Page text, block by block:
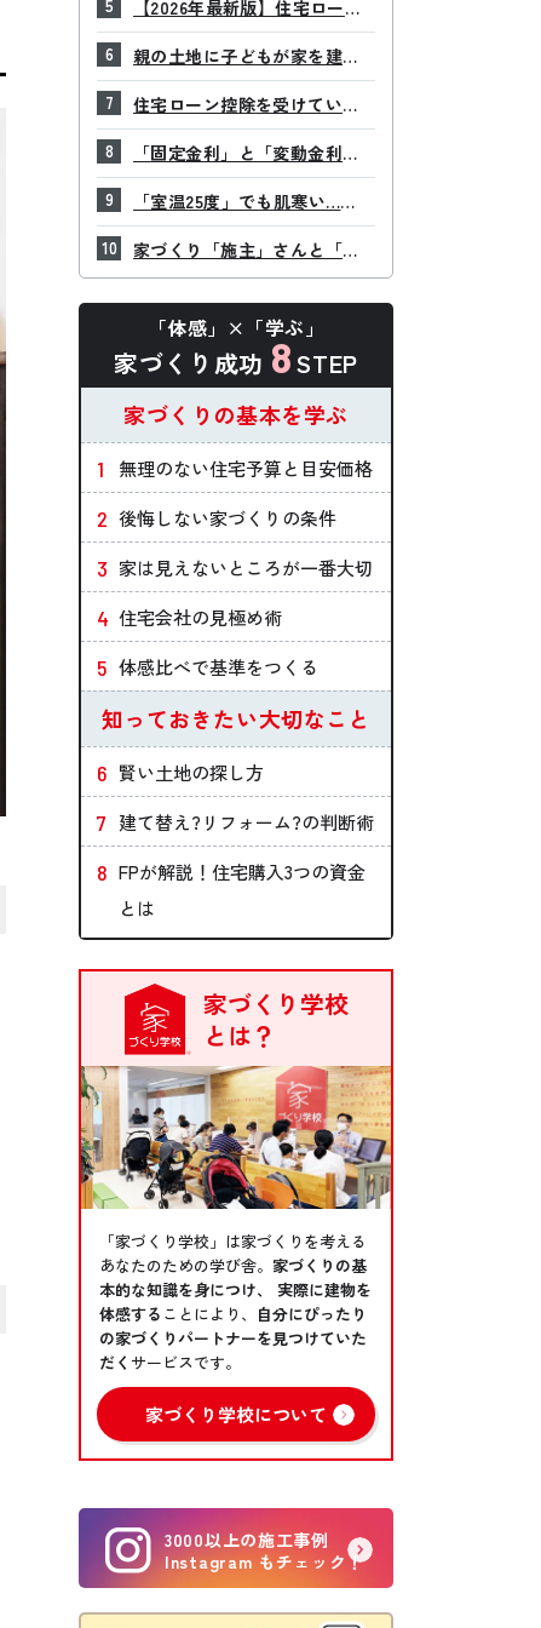
いために知っておきたいポイ
ント
【2026年最新版】住宅ローン
減税のすべてとその活用法を
解説！
親の土地に子どもが家を建て
るときにはここに注意！名義
変更、贈与税などチェックポ
イントをまとめました
住宅ローン控除を受けている
のに生命保険料控除も申請し
た方がいいの？
「固定金利」と「変動金利」
金利の違いでどのくらい変わ
る？
「室温25度」でも肌寒い…そ
の理由は「温度差」にあ
り！？
家づくり「施主」さんと「お
客様」の違いがわかります
か？
「体感」×「学ぶ」
家づくり成功 8STEP
家づくりの基本を学ぶ
無理のない住宅予算と目安価格
後悔しない家づくりの条件
家は見えないところが一番大切
住宅会社の見極め術
体感比べで基準をつくる
知っておきたい大切なこと
賢い土地の探し方
建て替え?リフォーム?の判断術
FPが解説！住宅購入3つの資金
とは
家づくり学校
とは？
「家づくり学校」は家づくりを考える
あなたのための学び舎。 家づくりの基
本的な知識を身につけ、 実際に建物を
体感する ことにより、 自分にぴったり
の家づくりパートナーを見つけていた
だく サービスです。
家づくり学校について
3000以上の施工事例
Instagram もチェック！